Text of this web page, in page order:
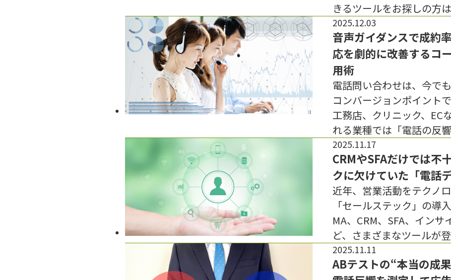
きるツールをお探しの方は
2025.12.03
音声ガイダンスで成約
応を劇的に改善するコ
用術
電話問い合わせは、今で
コンバージョンポイント
工務店、クリニック、EC
れる業種では「電話の反
2025.11.17
CRMやSFAだけでは不
クに欠けていた「電話
近年、営業活動をテクノ
「セールステック」の導
MA、CRM、SFA、イン
ど、さまざまなツールが
2025.11.11
ABテストの“本当の成